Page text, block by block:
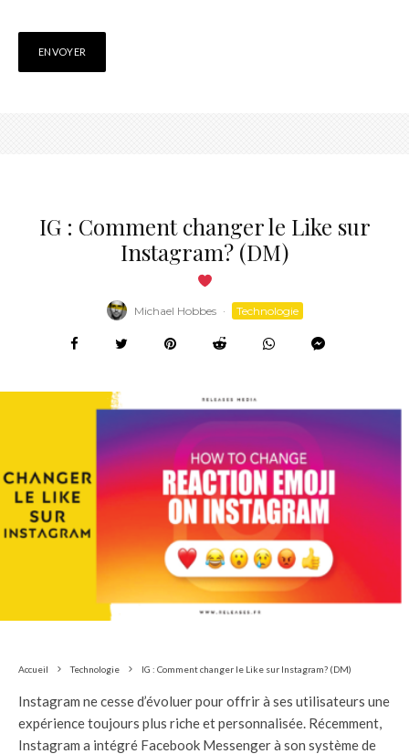
IG : Comment changer le Like sur
Instagram? (DM)
Michael Hobbes · Technologie
Accueil Technologie IG : Comment changer le Like sur Instagram? (DM)
Instagram ne cesse d’évoluer pour offrir à ses utilisateurs une
expérience toujours plus riche et personnalisée. Récemment,
Instagram a intégré Facebook Messenger à son système de